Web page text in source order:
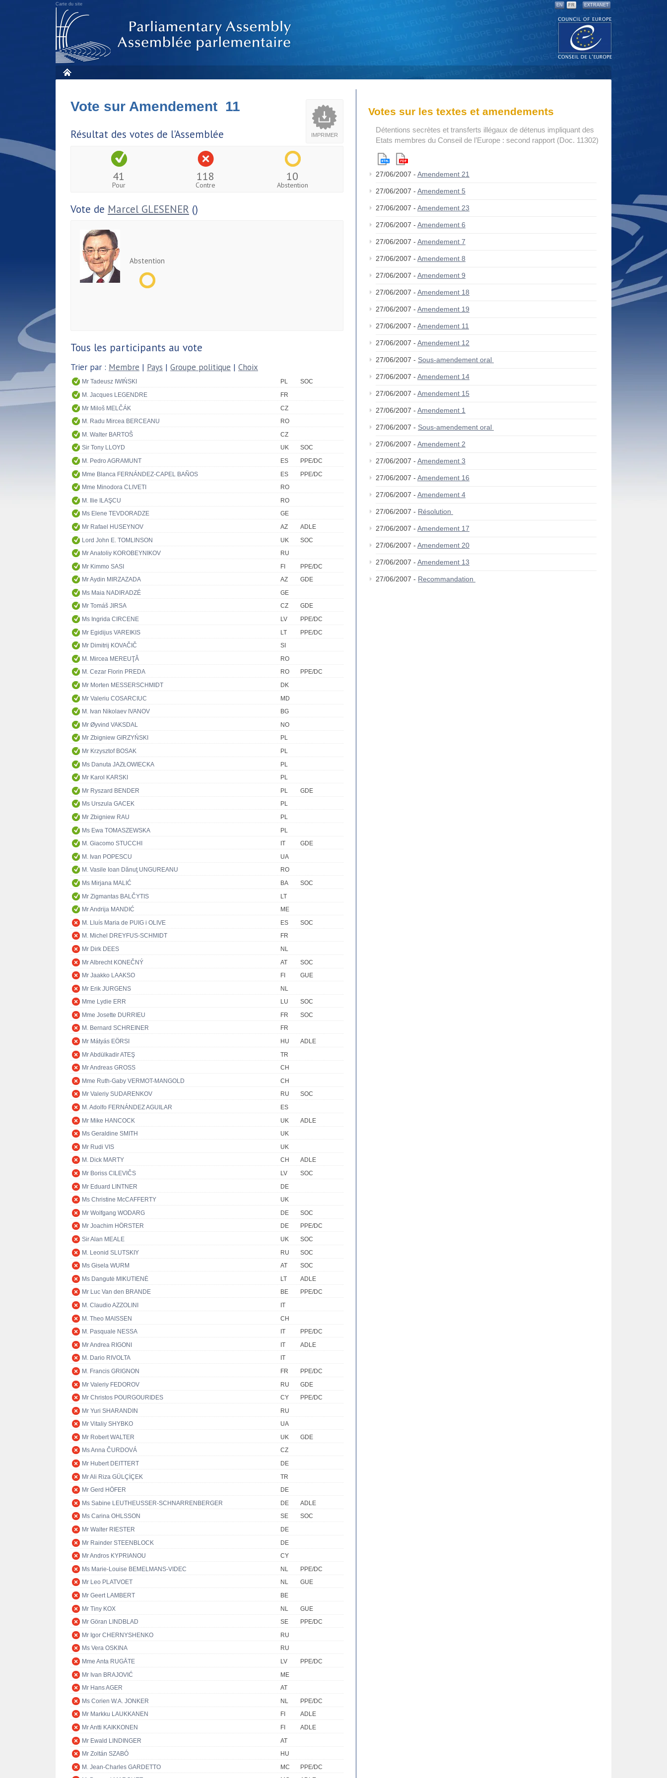
Carte du site EN FR EXTRANET
IMPRIMER
Vote sur Amendement 11
Résultat des votes de l'Assemblée
41
Pour
118
Contre
10
Abstention
Vote de Marcel GLESENER ()
Abstention
Tous les participants au vote
Trier par : Membre | Pays | Groupe politique | Choix
Mr Tadeusz IWIŃSKI PL
SOC
M. Jacques LEGENDRE
FR
Mr Miloš MELČÁK
CZ
M. Radu Mircea BERCEANU
RO
M. Walter BARTOŠ
CZ
Sir Tony LLOYD
UK
SOC
M. Pedro AGRAMUNT
ES
PPE/DC
Mme Blanca FERNÁNDEZ-CAPEL BAÑOS
ES
PPE/DC
Mme Minodora CLIVETI
RO
M. Ilie ILAŞCU
RO
Ms Elene TEVDORADZE
GE
Mr Rafael HUSEYNOV
AZ
ADLE
Lord John E. TOMLINSON
UK
SOC
Mr Anatoliy KOROBEYNIKOV
RU
Mr Kimmo SASI
FI
PPE/DC
Mr Aydin MIRZAZADA
AZ
GDE
Ms Maia NADIRADZÉ
GE
Mr Tomáš JIRSA
CZ
GDE
Ms Ingrida CIRCENE
LV
PPE/DC
Mr Egidijus VAREIKIS
LT
PPE/DC
Mr Dimitrij KOVAČIČ
SI
M. Mircea MEREUŢĂ
RO
M. Cezar Florin PREDA
RO
PPE/DC
Mr Morten MESSERSCHMIDT
DK
Mr Valeriu COSARCIUC
MD
M. Ivan Nikolaev IVANOV
BG
Mr Øyvind VAKSDAL
NO
Mr Zbigniew GIRZYŃSKI
PL
Mr Krzysztof BOSAK
PL
Ms Danuta JAZŁOWIECKA
PL
Mr Karol KARSKI
PL
Mr Ryszard BENDER
PL
GDE
Ms Urszula GACEK
PL
Mr Zbigniew RAU
PL
Ms Ewa TOMASZEWSKA
PL
M. Giacomo STUCCHI
IT
GDE
M. Ivan POPESCU
UA
M. Vasile Ioan Dănuţ UNGUREANU
RO
Ms Mirjana MALIĆ
BA
SOC
Mr Zigmantas BALČYTIS
LT
Mr Andrija MANDIĆ
ME
M. Lluís Maria de PUIG i OLIVE
ES
SOC
M. Michel DREYFUS-SCHMIDT
FR
Mr Dirk DEES
NL
Mr Albrecht KONEČNÝ
AT
SOC
Mr Jaakko LAAKSO
FI
GUE
Mr Erik JURGENS
NL
Mme Lydie ERR
LU
SOC
Mme Josette DURRIEU
FR
SOC
M. Bernard SCHREINER
FR
Mr Mátyás EÖRSI
HU
ADLE
Mr Abdülkadir ATEŞ
TR
Mr Andreas GROSS
CH
Mme Ruth-Gaby VERMOT-MANGOLD
CH
Mr Valeriy SUDARENKOV
RU
SOC
M. Adolfo FERNÁNDEZ AGUILAR
ES
Mr Mike HANCOCK
UK
ADLE
Ms Geraldine SMITH
UK
Mr Rudi VIS
UK
M. Dick MARTY
CH
ADLE
Mr Boriss CILEVIČS
LV
SOC
Mr Eduard LINTNER
DE
Ms Christine McCAFFERTY
UK
Mr Wolfgang WODARG
DE
SOC
Mr Joachim HÖRSTER
DE
PPE/DC
Sir Alan MEALE
UK
SOC
M. Leonid SLUTSKIY
RU
SOC
Ms Gisela WURM
AT
SOC
Ms Dangutė MIKUTIENĖ
LT
ADLE
Mr Luc Van den BRANDE
BE
PPE/DC
M. Claudio AZZOLINI
IT
M. Theo MAISSEN
CH
M. Pasquale NESSA
IT
PPE/DC
Mr Andrea RIGONI
IT
ADLE
M. Dario RIVOLTA
IT
M. Francis GRIGNON
FR
PPE/DC
Mr Valeriy FEDOROV
RU
GDE
Mr Christos POURGOURIDES
CY
PPE/DC
Mr Yuri SHARANDIN
RU
Mr Vitaliy SHYBKO
UA
Mr Robert WALTER
UK
GDE
Ms Anna ČURDOVÁ
CZ
Mr Hubert DEITTERT
DE
Mr Ali Riza GÜLÇİÇEK
TR
Mr Gerd HÖFER
DE
Ms Sabine LEUTHEUSSER-SCHNARRENBERGER
DE
ADLE
Ms Carina OHLSSON
SE
SOC
Mr Walter RIESTER
DE
Mr Rainder STEENBLOCK
DE
Mr Andros KYPRIANOU
CY
Ms Marie-Louise BEMELMANS-VIDEC
NL
PPE/DC
Mr Leo PLATVOET
NL
GUE
Mr Geert LAMBERT
BE
Mr Tiny KOX
NL
GUE
Mr Göran LINDBLAD
SE
PPE/DC
Mr Igor CHERNYSHENKO
RU
Ms Vera OSKINA
RU
Mme Anta RUGĀTE
LV
PPE/DC
Mr Ivan BRAJOVIĆ
ME
Mr Hans AGER
AT
Ms Corien W.A. JONKER
NL
PPE/DC
Mr Markku LAUKKANEN
FI
ADLE
Mr Antti KAIKKONEN
FI
ADLE
Mr Ewald LINDINGER
AT
Mr Zoltán SZABÓ
HU
M. Jean-Charles GARDETTO
MC
PPE/DC
Votes sur les textes et amendements
Détentions secrètes et transferts illégaux de détenus impliquant des
Etats membres du Conseil de l’Europe : second rapport (Doc. 11302)
27/06/2007 - Amendement 21
27/06/2007 - Amendement 5
27/06/2007 - Amendement 23
27/06/2007 - Amendement 6
27/06/2007 - Amendement 7
27/06/2007 - Amendement 8
27/06/2007 - Amendement 9
27/06/2007 - Amendement 18
27/06/2007 - Amendement 19
27/06/2007 - Amendement 11
27/06/2007 - Amendement 12
27/06/2007 - Sous-amendement oral
27/06/2007 - Amendement 14
27/06/2007 - Amendement 15
27/06/2007 - Amendement 1
27/06/2007 - Sous-amendement oral
27/06/2007 - Amendement 2
27/06/2007 - Amendement 3
27/06/2007 - Amendement 16
27/06/2007 - Amendement 4
27/06/2007 - Résolution
27/06/2007 - Amendement 17
27/06/2007 - Amendement 20
27/06/2007 - Amendement 13
27/06/2007 - Recommandation